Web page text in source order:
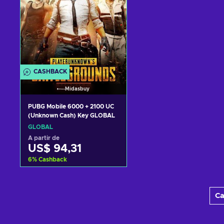
CASHBACK
Midasbuy
PUBG Mobile 6000 + 2100 UC
(Unknown Cash) Key GLOBAL
GLOBAL
A partir de
US$ 94,31
6% Cashback